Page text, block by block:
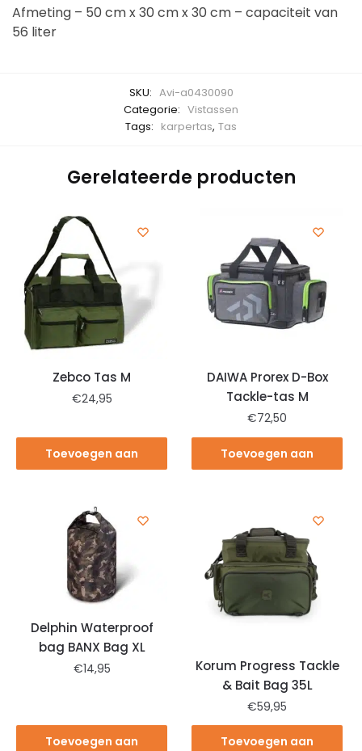
Afmeting – 50 cm x 30 cm x 30 cm – capaciteit van
56 liter
SKU: Avi-a0430090
Categorie: Vistassen
Tags: karpertas, Tas
Gerelateerde producten
Zebco Tas M
€24,95
Toevoegen aan
DAIWA Prorex D-Box
Tackle-tas M
€72,50
Toevoegen aan
Delphin Waterproof
bag BANX Bag XL
€14,95
Toevoegen aan
Korum Progress Tackle
& Bait Bag 35L
€59,95
Toevoegen aan